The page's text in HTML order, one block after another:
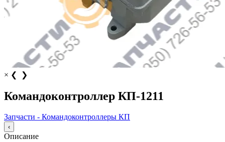
× ❮ ❯
Командоконтроллер КП-1211
Запчасти - Командоконтроллеры КП
‹
Описание